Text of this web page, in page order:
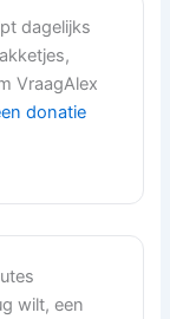
dagelijks
VraagAlex
donatie
wilt, een